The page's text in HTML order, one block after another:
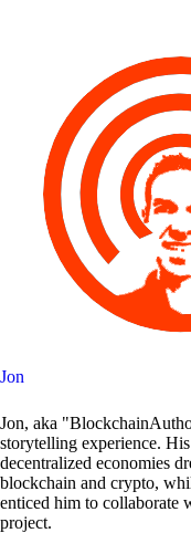
Jon
Jon, aka
storytelling experience.
decentralized economies
blockchain and crypto,
enticed him to collaborate
project.